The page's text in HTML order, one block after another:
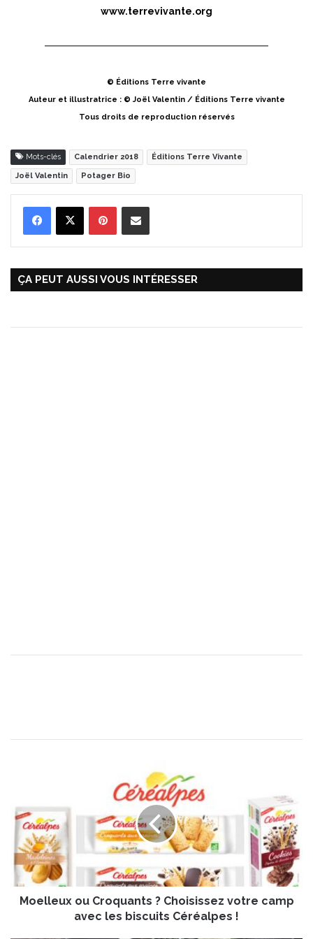
www.terrevivante.org
© Éditions Terre vivante
Auteur et illustratrice : © Joël Valentin / Éditions Terre vivante
Tous droits de reproduction réservés
Mots-clés Calendrier 2018 Éditions Terre Vivante
Joël Valentin Potager Bio
ÇA PEUT AUSSI VOUS INTÉRESSER
u
x
o
Moelleux ou Croquants ? Choisissez votre camp
avec les biscuits Céréalpes !